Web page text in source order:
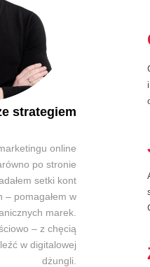
strategiem
online
po stronie
setki kont
– pomagałem w
marek.
– z chęcią
w digitalowej
dżungli.